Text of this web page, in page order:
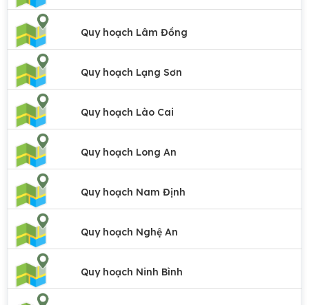
Quy hoạch Lâm Đồng
Quy hoạch Lạng Sơn
Quy hoạch Lào Cai
Quy hoạch Long An
Quy hoạch Nam Định
Quy hoạch Nghệ An
Quy hoạch Ninh Bình